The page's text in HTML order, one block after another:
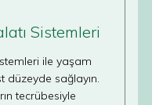
Sistemleri
ile yaşam
düzeyde sağlayın.
tecrübesiyle